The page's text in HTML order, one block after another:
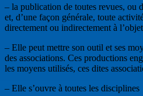
– la publication de toutes revues, ou
et, d’une façon générale, toute
directement ou indirectement à
– Elle peut mettre son outil et ses
des associations. Ces productions
les moyens utilisés, ces dites
– Elle s’ouvre à toutes les disciplines